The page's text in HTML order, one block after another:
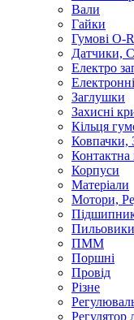
Вали
Гайки
Гумові O-
Датчики,
Електро
Заглушки
Захисні
Кільця
Ковпачки,
Контактна
Корпуси
Матеріали
Мотори,
ПММ
Поршні
Провід
Різне
Регулятор